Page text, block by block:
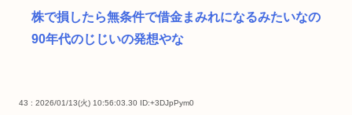
株で損したら無条件で借金まみれになるみたいなの
90年代のじじいの発想やな
43 : 2026/01/13(火) 10:56:03.30 ID:+3DJpPym0